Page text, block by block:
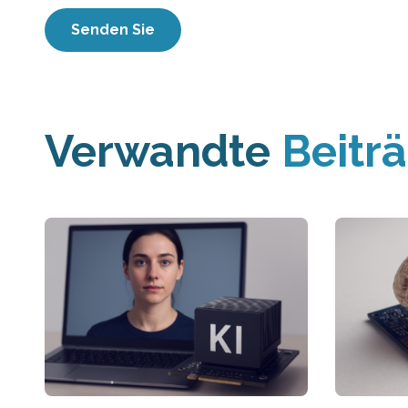
Verwandte